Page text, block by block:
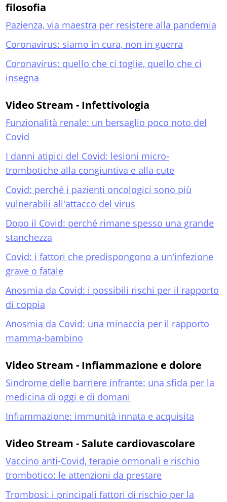
filosofia
Pazienza, via maestra per resistere alla pandemia
Coronavirus: siamo in cura, non in guerra
Coronavirus: quello che ci toglie, quello che ci
insegna
Video Stream - Infettivologia
Funzionalità renale: un bersaglio poco noto del
Covid
I danni atipici del Covid: lesioni micro-
trombotiche alla congiuntiva e alla cute
Covid: perché i pazienti oncologici sono più
vulnerabili all'attacco del virus
Dopo il Covid: perché rimane spesso una grande
stanchezza
Covid: i fattori che predispongono a un'infezione
grave o fatale
Anosmia da Covid: i possibili rischi per il rapporto
di coppia
Anosmia da Covid: una minaccia per il rapporto
mamma-bambino
Video Stream - Infiammazione e dolore
Sindrome delle barriere infrante: una sfida per la
medicina di oggi e di domani
Infiammazione: immunità innata e acquisita
Video Stream - Salute cardiovascolare
Vaccino anti-Covid, terapie ormonali e rischio
trombotico: le attenzioni da prestare
Trombosi: i principali fattori di rischio per la